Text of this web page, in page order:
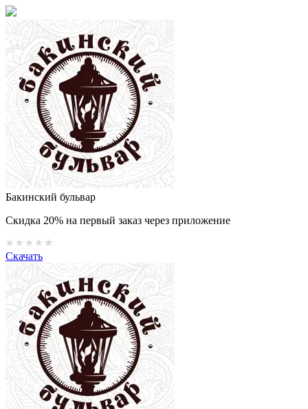
Бакинский бульвар
Скидка 20% на первый заказ через приложение
Скачать